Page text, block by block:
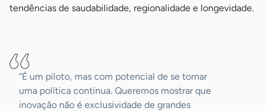
tendências de saudabilidade, regionalidade e longevidade.
“É um piloto, mas com potencial de se tornar
uma política contínua. Queremos mostrar que
inovação não é exclusividade de grandes